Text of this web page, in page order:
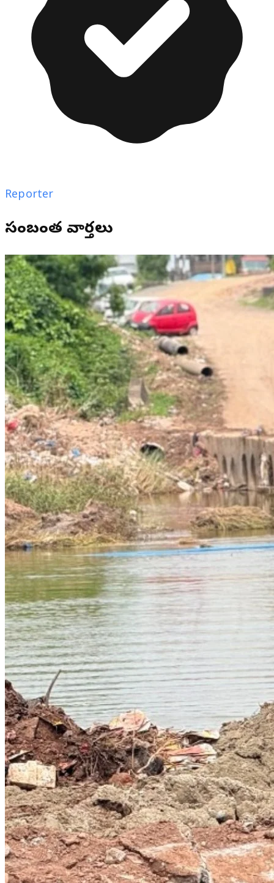
Reporter
సంబంధిత వార్తలు